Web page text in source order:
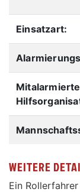
Einsatzart:
Mitalarmierte
WEITERE
Ein